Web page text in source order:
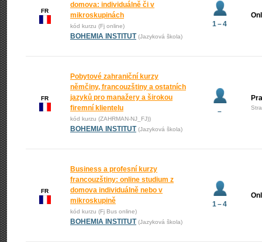
FR
domova: individuálně či v
mikroskupinách
kód kurzu (Fj online)
BOHEMIA INSTITUT (Jazyková škola)
1 – 4
FR
Pobytové zahraniční kurzy
němčiny, francouzštiny a ostatních
jazyků pro manažery a širokou
firemní klientelu
kód kurzu (ZAHRMAN-NJ_FJ))
BOHEMIA INSTITUT (Jazyková škola)
–
FR
Business a profesní kurzy
francouzštiny: online studium z
domova individuálně nebo v
mikroskupině
kód kurzu (Fj Bus online)
BOHEMIA INSTITUT (Jazyková škola)
1 – 4